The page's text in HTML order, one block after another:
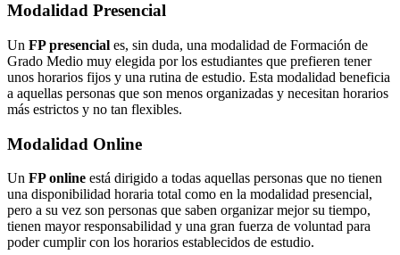
Modalidad Presencial
Un FP presencial es, sin duda, una modalidad de Formación de
Grado Medio muy elegida por los estudiantes que prefieren tener
unos horarios fijos y una rutina de estudio. Esta modalidad beneficia
a aquellas personas que son menos organizadas y necesitan horarios
más estrictos y no tan flexibles.
Modalidad Online
Un FP online está dirigido a todas aquellas personas que no tienen
una disponibilidad horaria total como en la modalidad presencial,
pero a su vez son personas que saben organizar mejor su tiempo,
tienen mayor responsabilidad y una gran fuerza de voluntad para
poder cumplir con los horarios establecidos de estudio.